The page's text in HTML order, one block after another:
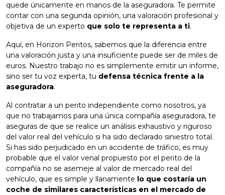
quede únicamente en manos de la aseguradora. Te permite
contar con una segunda opinión, una valoración profesional y
objetiva de un experto que solo te representa a ti.
Aquí, en Horizon Peritos, sabemos que la diferencia entre
una valoración justa y una insuficiente puede ser de miles de
euros. Nuestro trabajo no es simplemente emitir un informe,
sino ser tu voz experta, tu defensa técnica frente a la
aseguradora.
Al contratar a un perito independiente como nosotros, ya
que no trabajamos para una única compañía aseguradora, te
aseguras de que se realice un análisis exhaustivo y riguroso
del valor real del vehículo si ha sido declarado siniestro total.
Si has sido perjudicado en un accidente de tráfico, es muy
probable que el valor venal propuesto por el perito de la
compañía no se asemeje al valor de mercado real del
vehículo, que es simple y llanamente lo que costaría un
coche de similares características en el mercado de